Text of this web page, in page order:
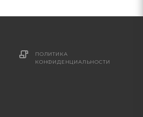
ПОЛИТИКА
КОНФИДЕНЦИАЛЬНОСТИ